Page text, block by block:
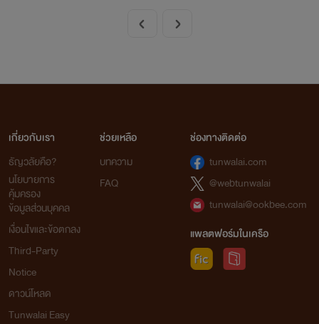
เกี่ยวกับเรา
ธัญวลัยคือ?
นโยบายการ
คุ้มครอง
ข้อมูลส่วนบุคคล
เงื่อนไขและข้อตกลง
Third-Party
Notice
ดาวน์โหลด
Tunwalai Easy
ช่วยเหลือ
บทความ
FAQ
ช่องทางติดต่อ
tunwalai.com
@webtunwalai
tunwalai@ookbee.com
แพลตฟอร์มในเครือ